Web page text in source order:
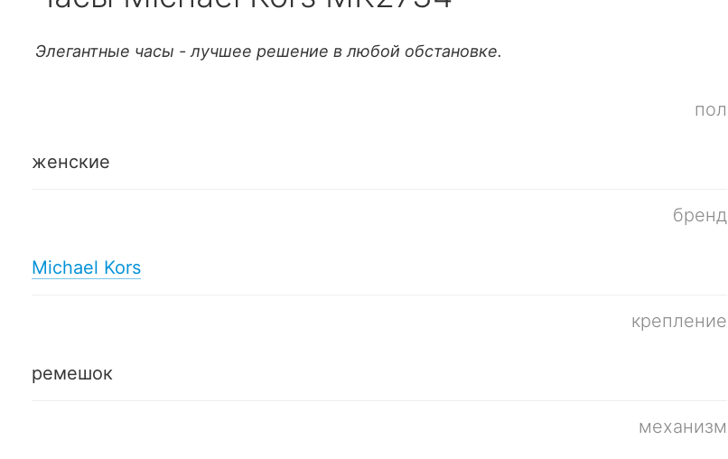
Элегантные часы - лучшее решение в любой обстановке.
пол
женские
бренд
Michael Kors
крепление
ремешок
механизм